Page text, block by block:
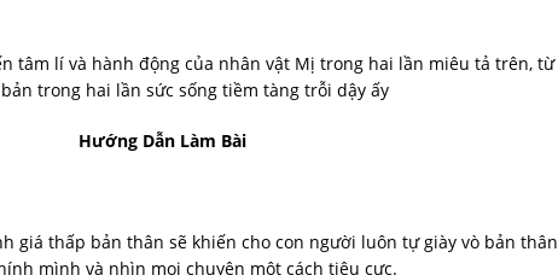
tâm lí và hành động của nhân vật Mị trong hai lần miêu tả trên, từ
trong hai lần sức sống tiềm tàng trỗi dậy ấy
Hướng Dẫn Làm Bài
giá thấp bản thân sẽ khiến cho con người luôn tự giày vò bản thân
mình và nhìn mọi chuyện một cách tiêu cực.